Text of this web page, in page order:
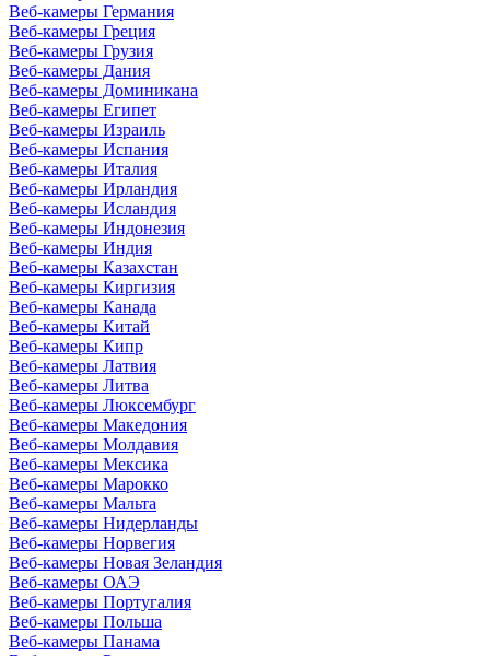
Веб-камеры Германия
Веб-камеры Греция
Веб-камеры Грузия
Веб-камеры Дания
Веб-камеры Доминикана
Веб-камеры Египет
Веб-камеры Израиль
Веб-камеры Испания
Веб-камеры Италия
Веб-камеры Ирландия
Веб-камеры Исландия
Веб-камеры Индонезия
Веб-камеры Индия
Веб-камеры Казахстан
Веб-камеры Киргизия
Веб-камеры Канада
Веб-камеры Китай
Веб-камеры Кипр
Веб-камеры Латвия
Веб-камеры Литва
Веб-камеры Люксембург
Веб-камеры Македония
Веб-камеры Молдавия
Веб-камеры Мексика
Веб-камеры Марокко
Веб-камеры Мальта
Веб-камеры Нидерланды
Веб-камеры Норвегия
Веб-камеры Новая Зеландия
Веб-камеры ОАЭ
Веб-камеры Португалия
Веб-камеры Польша
Веб-камеры Панама